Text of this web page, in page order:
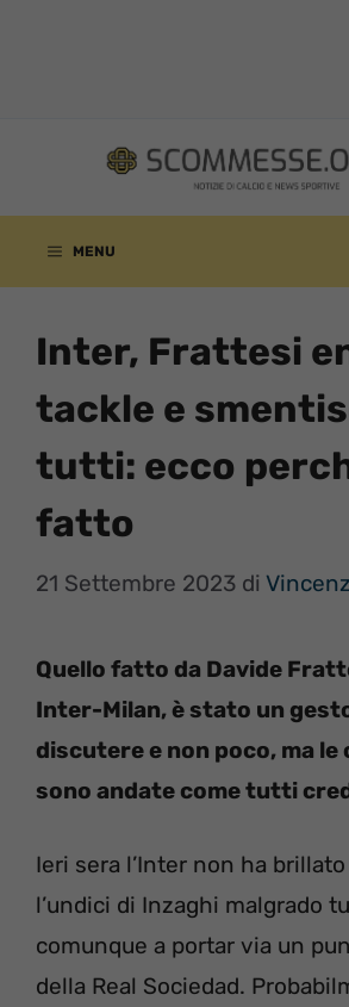
contenuto
MENU
Inter, Frattesi
tackle e
tutti: ecco
fatto
21 Settembre 2023 di
Quello fatto da Davide
Inter-Milan, è stato un
discutere e non poco, ma le
sono andate come tutti
Ieri sera l’Inter non ha
l’undici di Inzaghi malgrado
comunque a portar via un
della Real Sociedad.